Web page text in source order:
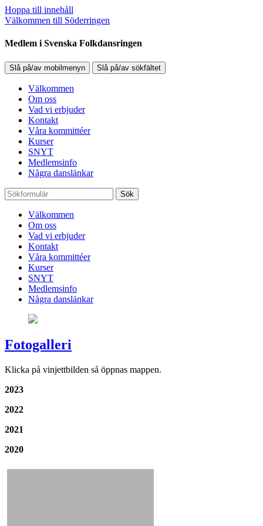
Hoppa till innehåll
Välkommen till Söderringen
Medlem i Svenska Folkdansringen
Slå på/av mobilmenyn Slå på/av sökfältet
Välkommen
Om oss
Vad vi erbjuder
Kontakt
Våra kommittéer
Kurser
SNYT
Medlemsinfo
Några danslänkar
Sök
Välkommen
Om oss
Vad vi erbjuder
Kontakt
Våra kommittéer
Kurser
SNYT
Medlemsinfo
Några danslänkar
Fotogalleri
Klicka på vinjettbilden så öppnas mappen.
2023
2022
2021
2020